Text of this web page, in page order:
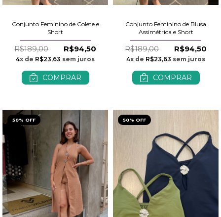
Conjunto Feminino de Colete e
Short
R$189,00 R$94,50
4x de R$23,63 sem juros
COMPRAR
Conjunto Feminino de Blusa
Assimétrica e Short
R$189,00 R$94,50
4x de R$23,63 sem juros
COMPRAR
50% OFF 50% OFF